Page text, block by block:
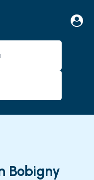
Bobigny